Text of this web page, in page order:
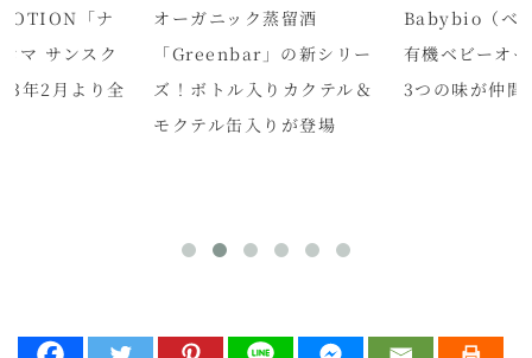
「ナ
マ サンスク
年2月より全
オーガニック蒸留酒
「Greenbar」の新シリー
ズ！ボトル入りカクテル＆
モクテル缶入りが登場
Babybio（ベ
有機ベビーオ
3つの味が仲間